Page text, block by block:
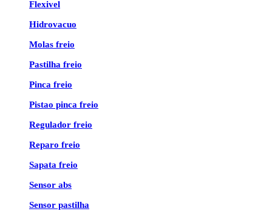
Flexivel
Hidrovacuo
Molas freio
Pastilha freio
Pinca freio
Pistao pinca freio
Regulador freio
Reparo freio
Sapata freio
Sensor abs
Sensor pastilha